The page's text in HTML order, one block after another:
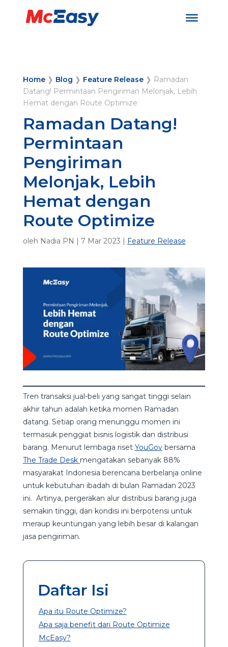
Home❯ Blog ❯ Feature Release❯ Ramadan
Datang! Permintaan Pengiriman Melonjak, Lebih
Hemat dengan Route Optimize
Ramadan Datang!
Permintaan
Pengiriman
Melonjak, Lebih
Hemat dengan
Route Optimize
oleh Nadia PN | 7 Mar 2023 | Feature Release
Tren transaksi jual-beli yang sangat tinggi selain
akhir tahun adalah ketika momen Ramadan
datang. Setiap orang menunggu momen ini
termasuk penggiat bisnis logistik dan distribusi
barang. Menurut lembaga riset YouGovbersama
The Trade Desk mengatakan sebanyak 88%
masyarakat Indonesia berencana berbelanja online
untuk kebutuhan ibadah di bulan Ramadan 2023
ini. Artinya, pergerakan alur distribusi barang juga
semakin tinggi, dan kondisi ini berpotensi untuk
meraup keuntungan yang lebih besar di kalangan
jasa pengiriman.
Daftar Isi
Apa itu Route Optimize?
Apa saja benefit dari Route Optimize
McEasy?